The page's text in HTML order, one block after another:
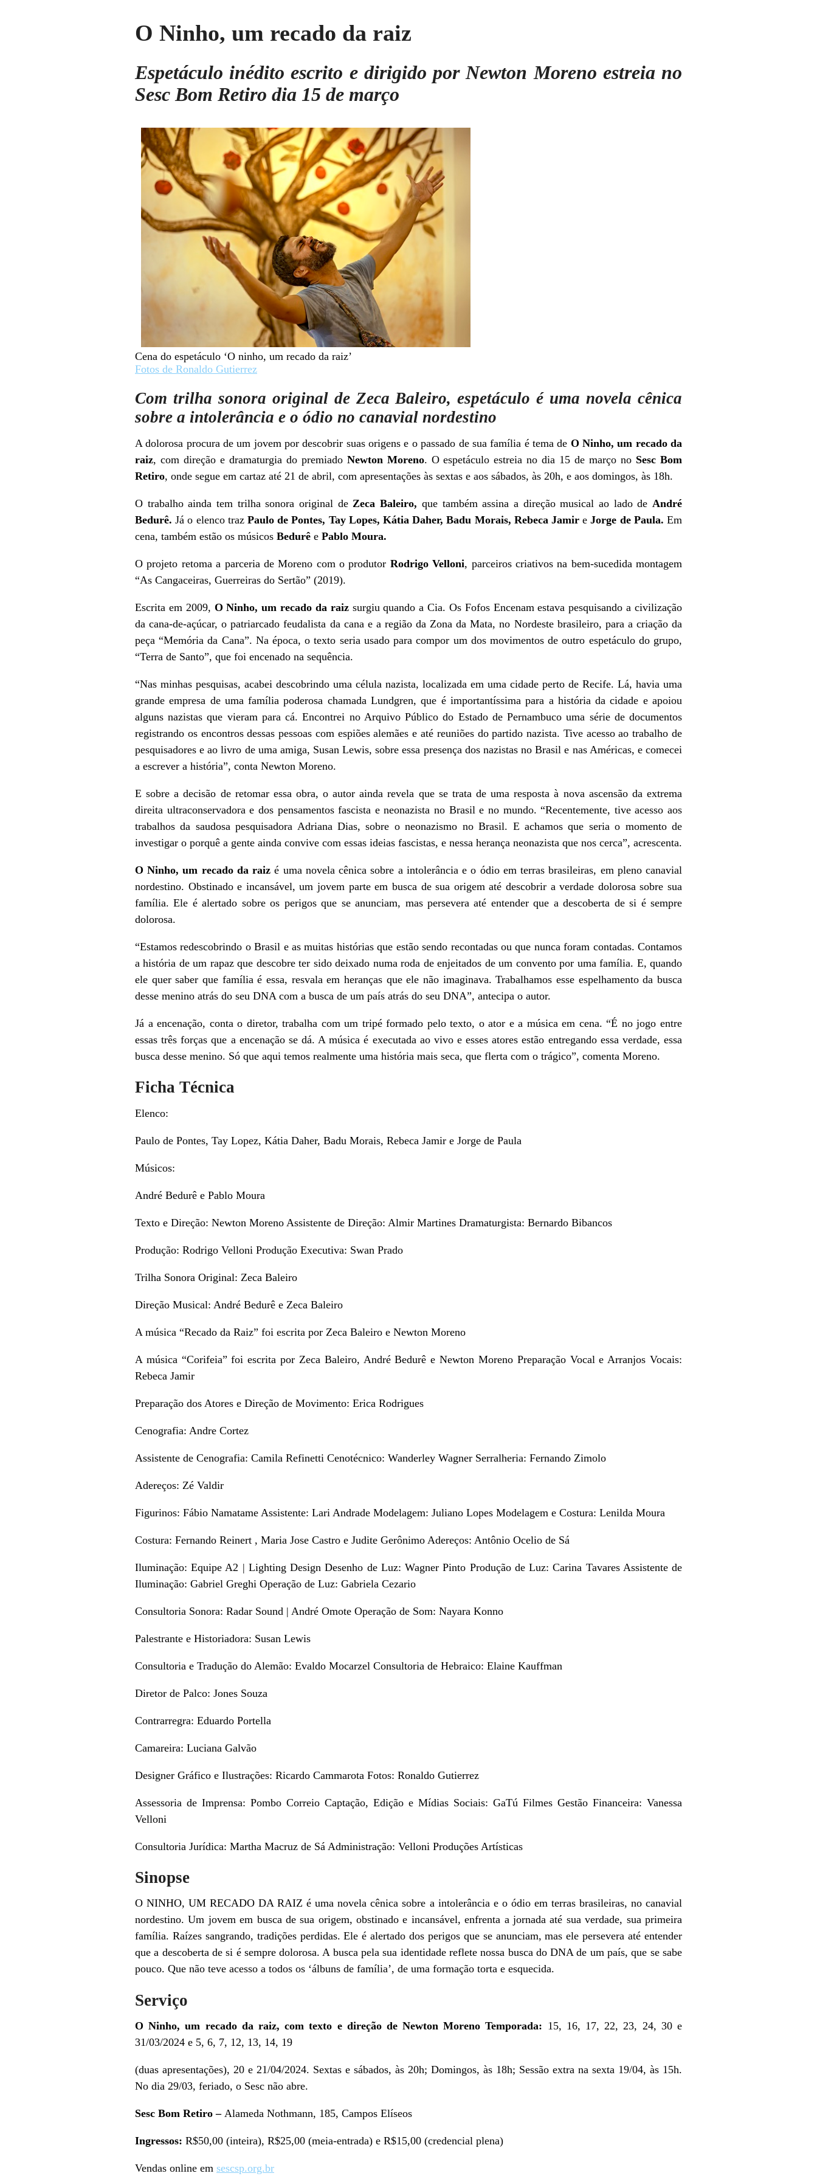
O Ninho, um recado da raiz
Espetáculo inédito escrito e dirigido por Newton Moreno estreia no
Sesc Bom Retiro dia 15 de março
Cena do espetáculo ‘O ninho, um recado da raiz’
Fotos de Ronaldo Gutierrez
Com trilha sonora original de Zeca Baleiro, espetáculo é uma novela cênica
sobre a intolerância e o ódio no canavial nordestino
A dolorosa procura de um jovem por descobrir suas origens e o passado de sua família é tema de O Ninho, um recado da
raiz, com direção e dramaturgia do premiado Newton Moreno. O espetáculo estreia no dia 15 de março no Sesc Bom
Retiro, onde segue em cartaz até 21 de abril, com apresentações às sextas e aos sábados, às 20h, e aos domingos, às 18h.
O trabalho ainda tem trilha sonora original de Zeca Baleiro, que também assina a direção musical ao lado de André
Bedurê.Já o elenco trazPaulo de Pontes, Tay Lopes, Kátia Daher, Badu Morais, Rebeca JamireJorge de Paula.Em
cena, também estão os músicos Bedurê e Pablo Moura.
O projeto retoma a parceria de Moreno com o produtor Rodrigo Velloni, parceiros criativos na bem-sucedida montagem
“As Cangaceiras, Guerreiras do Sertão” (2019).
Escrita em 2009, O Ninho, um recado da raiz surgiu quando a Cia. Os Fofos Encenam estava pesquisando a civilização
da cana-de-açúcar, o patriarcado feudalista da cana e a região da Zona da Mata, no Nordeste brasileiro, para a criação da
peça “Memória da Cana”. Na época, o texto seria usado para compor um dos movimentos de outro espetáculo do grupo,
“Terra de Santo”, que foi encenado na sequência.
“Nas minhas pesquisas, acabei descobrindo uma célula nazista, localizada em uma cidade perto de Recife. Lá, havia uma
grande empresa de uma família poderosa chamada Lundgren, que é importantíssima para a história da cidade e apoiou
alguns nazistas que vieram para cá. Encontrei no Arquivo Público do Estado de Pernambuco uma série de documentos
registrando os encontros dessas pessoas com espiões alemães e até reuniões do partido nazista. Tive acesso ao trabalho de
pesquisadores e ao livro de uma amiga, Susan Lewis, sobre essa presença dos nazistas no Brasil e nas Américas, e comecei
a escrever a história”, conta Newton Moreno.
E sobre a decisão de retomar essa obra, o autor ainda revela que se trata de uma resposta à nova ascensão da extrema
direita ultraconservadora e dos pensamentos fascista e neonazista no Brasil e no mundo. “Recentemente, tive acesso aos
trabalhos da saudosa pesquisadora Adriana Dias, sobre o neonazismo no Brasil. E achamos que seria o momento de
investigar o porquê a gente ainda convive com essas ideias fascistas, e nessa herança neonazista que nos cerca”, acrescenta.
O Ninho, um recado da raizé uma novela cênica sobre a intolerância e o ódio em terras brasileiras, em pleno canavial
nordestino. Obstinado e incansável, um jovem parte em busca de sua origem até descobrir a verdade dolorosa sobre sua
família. Ele é alertado sobre os perigos que se anunciam, mas persevera até entender que a descoberta de si é sempre
dolorosa.
“Estamos redescobrindo o Brasil e as muitas histórias que estão sendo recontadas ou que nunca foram contadas. Contamos
a história de um rapaz que descobre ter sido deixado numa roda de enjeitados de um convento por uma família. E, quando
ele quer saber que família é essa, resvala em heranças que ele não imaginava. Trabalhamos esse espelhamento da busca
desse menino atrás do seu DNA com a busca de um país atrás do seu DNA”, antecipa o autor.
Já a encenação, conta o diretor, trabalha com um tripé formado pelo texto, o ator e a música em cena. “É no jogo entre
essas três forças que a encenação se dá. A música é executada ao vivo e esses atores estão entregando essa verdade, essa
busca desse menino. Só que aqui temos realmente uma história mais seca, que flerta com o trágico”, comenta Moreno.
Ficha Técnica
Elenco:
Paulo de Pontes, Tay Lopez, Kátia Daher, Badu Morais, Rebeca Jamir e Jorge de Paula
Músicos:
André Bedurê e Pablo Moura
Texto e Direção: Newton Moreno Assistente de Direção: Almir Martines Dramaturgista: Bernardo Bibancos
Produção: Rodrigo Velloni Produção Executiva: Swan Prado
Trilha Sonora Original: Zeca Baleiro
Direção Musical: André Bedurê e Zeca Baleiro
A música “Recado da Raiz” foi escrita por Zeca Baleiro e Newton Moreno
A música “Corifeia” foi escrita por Zeca Baleiro, André Bedurê e Newton Moreno Preparação Vocal e Arranjos Vocais:
Rebeca Jamir
Preparação dos Atores e Direção de Movimento: Erica Rodrigues
Cenografia: Andre Cortez
Assistente de Cenografia: Camila Refinetti Cenotécnico: Wanderley Wagner Serralheria: Fernando Zimolo
Adereços: Zé Valdir
Figurinos: Fábio Namatame Assistente: Lari Andrade Modelagem: Juliano Lopes Modelagem e Costura: Lenilda Moura
Costura: Fernando Reinert , Maria Jose Castro e Judite Gerônimo Adereços: Antônio Ocelio de Sá
Iluminação: Equipe A2 | Lighting Design Desenho de Luz: Wagner Pinto Produção de Luz: Carina Tavares Assistente de
Iluminação: Gabriel Greghi Operação de Luz: Gabriela Cezario
Consultoria Sonora: Radar Sound | André Omote Operação de Som: Nayara Konno
Palestrante e Historiadora: Susan Lewis
Consultoria e Tradução do Alemão: Evaldo Mocarzel Consultoria de Hebraico: Elaine Kauffman
Diretor de Palco: Jones Souza
Contrarregra: Eduardo Portella
Camareira: Luciana Galvão
Designer Gráfico e Ilustrações: Ricardo Cammarota Fotos: Ronaldo Gutierrez
Assessoria de Imprensa: Pombo Correio Captação, Edição e Mídias Sociais: GaTú Filmes Gestão Financeira: Vanessa
Velloni
Consultoria Jurídica: Martha Macruz de Sá Administração: Velloni Produções Artísticas
Sinopse
O NINHO, UM RECADO DA RAIZ é uma novela cênica sobre a intolerância e o ódio em terras brasileiras, no canavial
nordestino. Um jovem em busca de sua origem, obstinado e incansável, enfrenta a jornada até sua verdade, sua primeira
família. Raízes sangrando, tradições perdidas. Ele é alertado dos perigos que se anunciam, mas ele persevera até entender
que a descoberta de si é sempre dolorosa. A busca pela sua identidade reflete nossa busca do DNA de um país, que se sabe
pouco. Que não teve acesso a todos os ‘álbuns de família’, de uma formação torta e esquecida.
Serviço
O Ninho, um recado da raiz, com texto e direção de Newton Moreno Temporada: 15, 16, 17, 22, 23, 24, 30 e
31/03/2024 e 5, 6, 7, 12, 13, 14, 19
(duas apresentações), 20 e 21/04/2024. Sextas e sábados, às 20h; Domingos, às 18h; Sessão extra na sexta 19/04, às 15h.
No dia 29/03, feriado, o Sesc não abre.
Sesc Bom Retiro – Alameda Nothmann, 185, Campos Elíseos
Ingressos: R$50,00 (inteira), R$25,00 (meia-entrada) e R$15,00 (credencial plena)
Vendas online em sescsp.org.br